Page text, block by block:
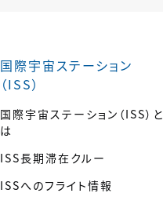
国際宇宙ステーション
（ISS）
国際宇宙ステーション（ISS）と
は
ISS長期滞在クルー
ISSへのフライト情報